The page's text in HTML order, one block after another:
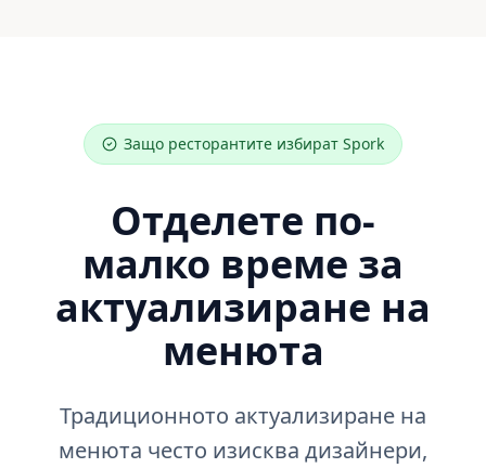
Защо ресторантите избират Spork
Отделете по-
малко време за
актуализиране на
менюта
Традиционното актуализиране на
менюта често изисква дизайнери,